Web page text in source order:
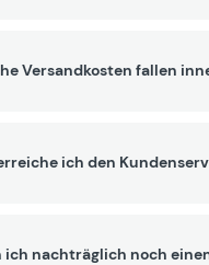
Versandkosten fallen
ich den
ich nachträglich noch